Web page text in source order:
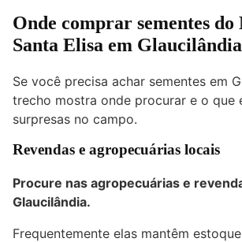
Onde comprar sementes do
Santa Elisa em Glaucilândia
Se você precisa achar sementes em
trecho mostra onde procurar e o que
surpresas no campo.
Revendas e agropecuárias locais
Procure nas agropecuárias e
Glaucilândia.
Frequentemente elas mantêm